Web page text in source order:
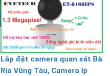
Lắp đặt camera quan sát Bà
Rịa Vũng Tàu, Camera Ip